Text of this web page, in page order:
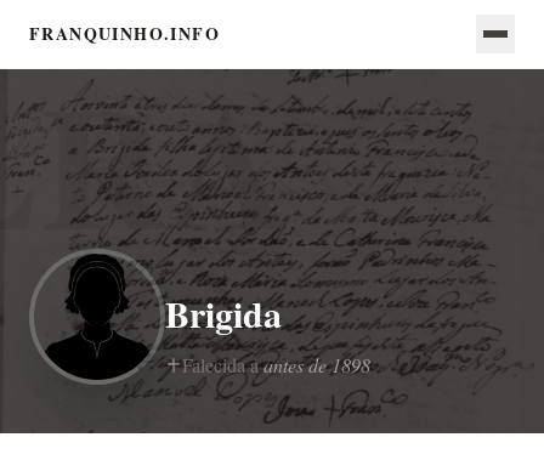
FRANQUINHO.INFO
Brigida
Falecida aantes de 1898